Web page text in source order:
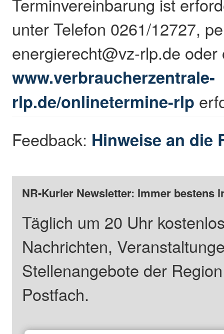
Terminvereinbarung ist
unter Telefon 0261/12727,
energierecht@vz-rlp.de oder
www.verbraucherzentrale-
rlp.de/onlinetermine-rlp
Feedback: Hinweise an die
NR-Kurier Newsletter: Immer bestens
Täglich um 20 Uhr
Nachrichten,
Stellenangebote der
Postfach.